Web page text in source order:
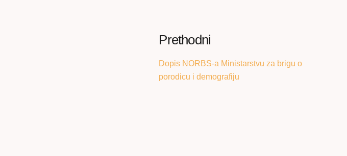
Prethodni
Dopis NORBS-a Ministarstvu za brigu o
porodicu i demografiju